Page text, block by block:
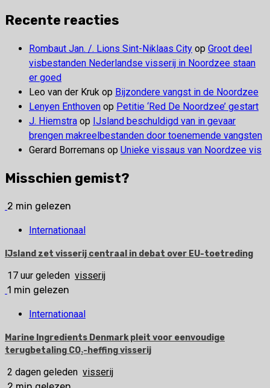
Recente reacties
Rombaut Jan. /. Lions Sint-Niklaas City op Groot deel
visbestanden Nederlandse visserij in Noordzee staan
er goed
Leo van der Kruk op Bijzondere vangst in de Noordzee
Lenyen Enthoven op Petitie ‘Red De Noordzee’ gestart
J. Hiemstra op IJsland beschuldigd van in gevaar
brengen makreelbestanden door toenemende vangsten
Gerard Borremans op Unieke vissaus van Noordzee vis
Misschien gemist?
2 min gelezen
Internationaal
IJsland zet visserij centraal in debat over EU-toetreding
17 uur geleden visserij
1 min gelezen
Internationaal
Marine Ingredients Denmark pleit voor eenvoudige
terugbetaling CO₂-heffing visserij
2 dagen geleden visserij